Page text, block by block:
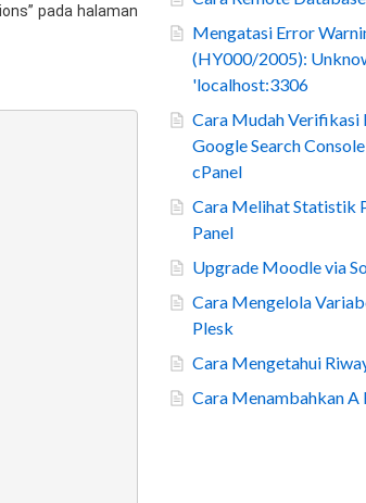
pada halaman
Mengatasi Error
(HY000/2005):
'localhost:3306
Cara Mudah Verifikasi
Google Search
cPanel
Cara Melihat Statistik
Panel
Upgrade Moodle via
Cara Mengelola
Plesk
Cara Mengetahui
Cara Menambahkan A